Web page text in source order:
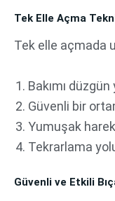
Tek Elle Açma
Tek elle açmada
Bakımı düzgün
Güvenli bir
Yumuşak
Tekrarlama
Güvenli ve Etkili